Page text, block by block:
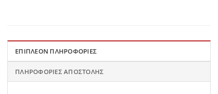
ΕΠΙΠΛΈΟΝ ΠΛΗΡΟΦΟΡΊΕΣ
ΠΛΗΡΟΦΟΡΊΕΣ ΑΠΟΣΤΟΛΉΣ